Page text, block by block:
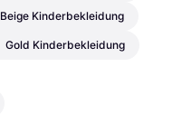
Beige Kinderbekleidung
Gold Kinderbekleidung